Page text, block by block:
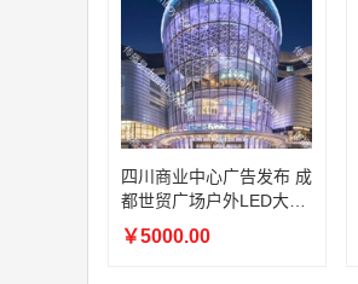
四川商业中心广告发布 成
都世贸广场户外LED大屏
广告投放报价
￥5000.00